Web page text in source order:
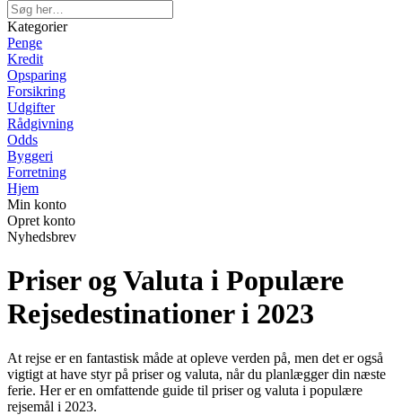
Kategorier
Penge
Kredit
Opsparing
Forsikring
Udgifter
Rådgivning
Odds
Byggeri
Forretning
Hjem
Min konto
Opret konto
Nyhedsbrev
Priser og Valuta i Populære
Rejsedestinationer i 2023
At rejse er en fantastisk måde at opleve verden på, men det er også
vigtigt at have styr på priser og valuta, når du planlægger din næste
ferie. Her er en omfattende guide til priser og valuta i populære
rejsemål i 2023.